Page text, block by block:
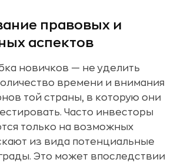
правовых и
аспектов
новичков — не уделить
времени и внимания
той страны, в которую они
Часто инвесторы
только на возможных
из вида потенциальные
Это может впоследствии